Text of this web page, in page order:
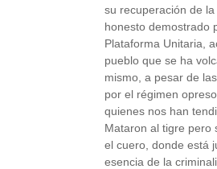
su recuperación de
honesto demostrado
Plataforma Unitaria,
pueblo que se ha
mismo, a pesar de
por el régimen
quienes nos han
Mataron al tigre pero
el cuero, donde está
esencia de la